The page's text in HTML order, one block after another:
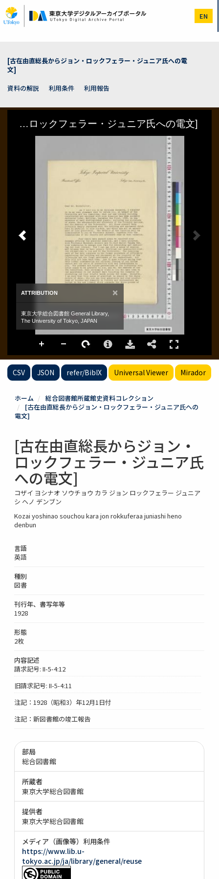
イ
ン
EN
[古在由直総長からジョン・ロックフェラー・ジュニア氏への電
文]
資料の解説
利用条件 利用報告
CSV JSON refer/BibIX Universal Viewer Mirador
ホーム
総合図書館所蔵館史資料コレクション
[古在由直総長からジョン・ロックフェラー・ジュニア氏への
電文]
[古在由直総長からジョン・
ロックフェラー・ジュニア氏
への電文]
コザイ ヨシナオ ソウチョウ カラ ジョン ロックフェラー ジュニア
シ ヘノ デンブン
Kozai yoshinao souchou kara jon rokkuferaa juniashi heno
denbun
言語
英語
種別
図書
刊行年、書写年等
1928
形態
2枚
内容記述
請求記号: II-5-4:12
旧請求記号: II-5-4:11
注記：1928（昭和3）年12月1日付
注記：新図書館の竣工報告
部局
総合図書館
所蔵者
東京大学総合図書館
提供者
東京大学総合図書館
メディア（画像等）利用条件
https://www.lib.u-
tokyo.ac.jp/ja/library/general/reuse